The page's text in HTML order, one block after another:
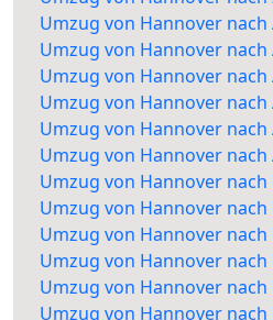
Umzug von Hannover
Umzug von Hannover nach
Umzug von Hannover
Umzug von Hannover
Umzug von Hannover nach
Umzug von Hannover
Umzug von Hannover nach
Umzug von Hannover nach
Umzug von Hannover nach
Umzug von Hannover nach
Umzug von Hannover
Umzug von Hannover nach